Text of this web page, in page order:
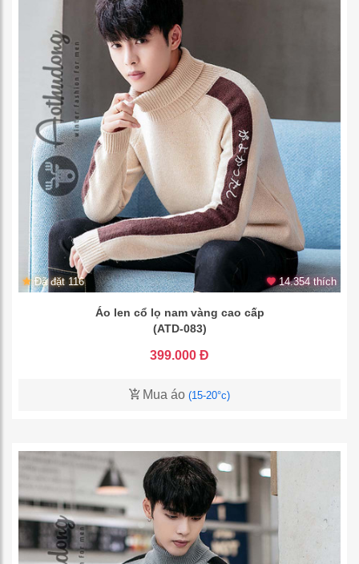
Đã đặt 116 14.354 thích
Áo len cổ lọ nam vàng cao cấp
(ATD-083)
399.000 Đ
Mua áo (15-20°c)